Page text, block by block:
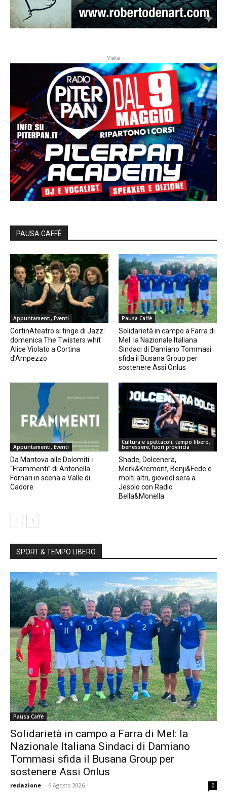
- Visite -
PAUSA CAFFÈ
Appuntamenti, Eventi
CortinAteatro si tinge di Jazz:
domenica The Twisters whit
Alice Violato a Cortina
d’Ampezzo
Pausa Caffè
Solidarietà in campo a Farra di
Mel: la Nazionale Italiana
Sindaci di Damiano Tommasi
sfida il Busana Group per
sostenere Assi Onlus
Appuntamenti, Eventi
Da Mantova alle Dolomiti: i
“Frammenti” di Antonella
Fornari in scena a Valle di
Cadore
Cultura e spettacoli, tempo libero,
benessere, fuori provincia
Shade, Dolcenera,
Merk&Kremont, Benji&Fede e
molti altri, giovedì sera a
Jesolo con Radio
Bella&Monella
SPORT & TEMPO LIBERO
Pausa Caffè
Solidarietà in campo a Farra di Mel: la
Nazionale Italiana Sindaci di Damiano
Tommasi sfida il Busana Group per
sostenere Assi Onlus
redazione - 6 Agosto 2026 0